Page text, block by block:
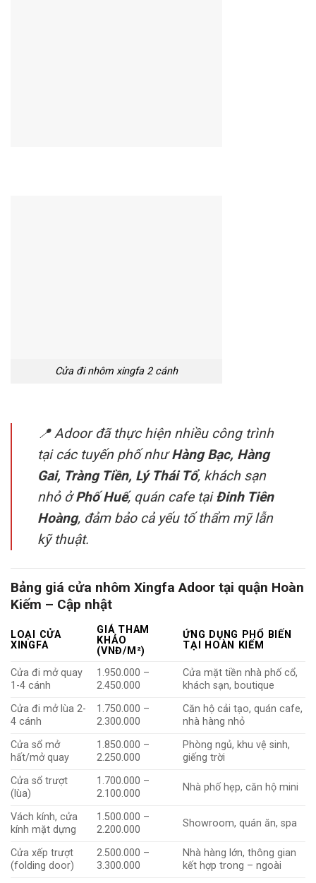
Cửa đi nhôm xingfa 2 cánh
📍 Adoor đã thực hiện nhiều công trình
tại các tuyến phố nhưHàng Bạc, Hàng
Gai, Tràng Tiền, Lý Thái Tổ, khách sạn
nhỏ ởPhố Huế, quán cafe tạiĐinh Tiên
Hoàng, đảm bảo cả yếu tố thẩm mỹ lẫn
kỹ thuật.
Bảng giá cửa nhôm Xingfa Adoor tại quận Hoàn
Kiếm – Cập nhật
LOẠI CỬA
XINGFA
GIÁ THAM
KHẢO
(VNĐ/M²)
ỨNG DỤNG PHỔ BIẾN
TẠI HOÀN KIẾM
Cửa đi mở quay
1-4 cánh
1.950.000 –
2.450.000
Cửa mặt tiền nhà phố cổ,
khách sạn, boutique
Cửa đi mở lùa 2-
4 cánh
1.750.000 –
2.300.000
Căn hộ cải tạo, quán cafe,
nhà hàng nhỏ
Cửa sổ mở
hất/mở quay
1.850.000 –
2.250.000
Phòng ngủ, khu vệ sinh,
giếng trời
Cửa sổ trượt
(lùa)
1.700.000 –
2.100.000
Nhà phố hẹp, căn hộ mini
Vách kính, cửa
kính mặt dựng
1.500.000 –
2.200.000
Showroom, quán ăn, spa
Cửa xếp trượt
(folding door)
2.500.000 –
3.300.000
Nhà hàng lớn, thông gian
kết hợp trong – ngoài